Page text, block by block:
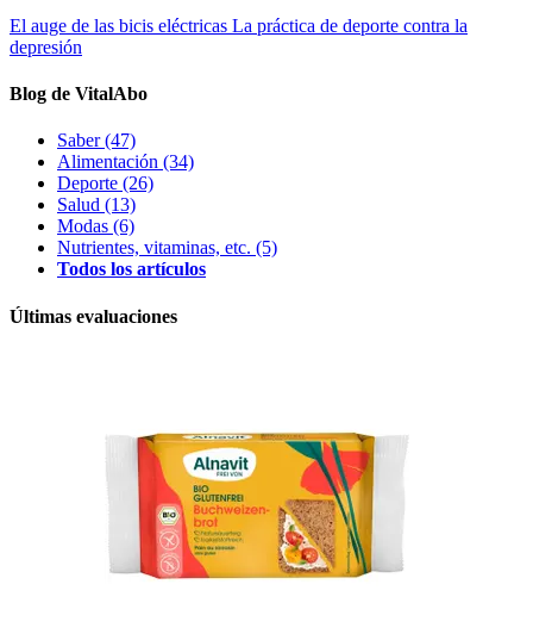
El auge de las bicis eléctricas La práctica de deporte contra la
depresión
Blog de VitalAbo
Saber(47)
Alimentación (34)
Deporte (26)
Salud (13)
Modas (6)
Nutrientes, vitaminas, etc. (5)
Todos los artículos
Últimas evaluaciones